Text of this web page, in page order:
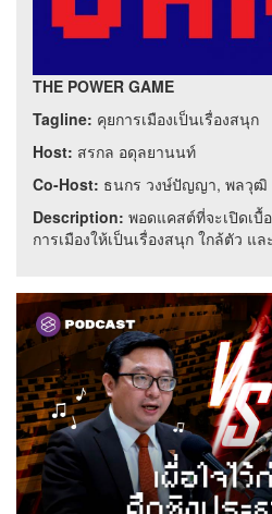
THE POWER GAME
Tagline: คุยการเมืองเป็นเรื่องสนุก
Host: สรกล อดุลยานนท์
Co-Host: ธนกร วงษ์ปัญญา, พลวุฒิ
​Description: พอดแคสต์ที่จะเปิดเบื้
การเมืองให้เป็นเรื่องสนุก ใกล้ตัว แ